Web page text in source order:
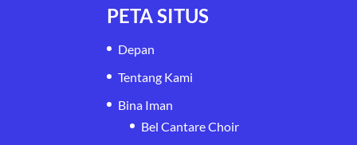
PETA SITUS
Depan
Tentang Kami
Bina Iman
Bel Cantare Choir